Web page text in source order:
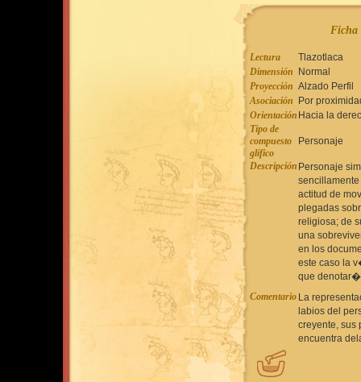
Ficha
Lectura
Tlazotlaca
Dimensión
Normal
Proyección Alzado Perfil
Asociación
Por
Orientación Hacia la
Tipo de
compuesto
glífico
Personaje
Descripción Personaje
actitud de
plegadas
religiosa; de
una
en los
este caso la
que
Comentario La
labios del
creyente, sus
encuentra